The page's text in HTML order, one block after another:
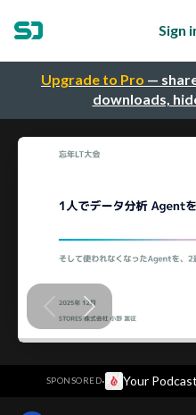
Upgrade to Pro —
downloads,
Sign
SPONSORED· Your